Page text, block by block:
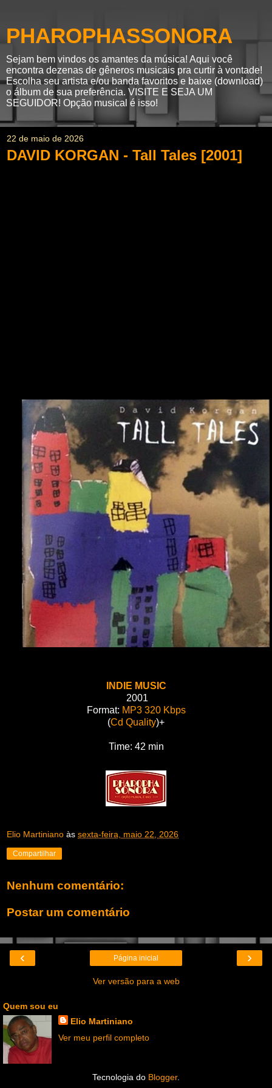
PHAROPHASSONORA
Sejam bem vindos os amantes da música! Aqui você
encontra dezenas de gêneros musicais pra curtir à vontade!
Escolha seu artista e/ou banda favoritos e baixe (download)
o álbum de sua preferência. VISITE E SEJA UM
SEGUIDOR! Opção musical é isso!
22 de maio de 2026
DAVID KORGAN - Tall Tales [2001]
INDIE MUSIC
2001
Format: MP3 320 Kbps
(Cd Quality)+
Time: 42 min
Elio Martiniano às sexta-feira, maio 22, 2026
Compartilhar
Nenhum comentário:
Postar um comentário
‹ ›
Página inicial
Ver versão para a web
Quem sou eu
Elio Martiniano
Ver meu perfil completo
Tecnologia do Blogger.